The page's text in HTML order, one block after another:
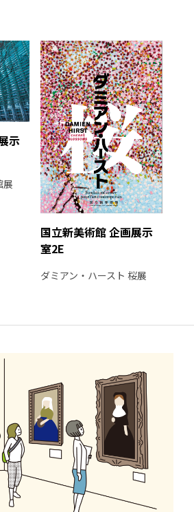
示
展
国立新美術館 企画展示
室2E
ダミアン・ハースト 桜展